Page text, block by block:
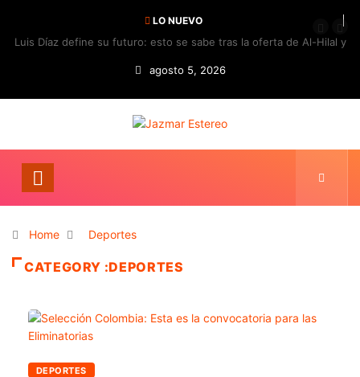
LO NUEVO
Luis Díaz define su futuro: esto se sabe tras la oferta de Al-Hilal y
la respuesta del Bayern
agosto 5, 2026
Home Deportes
CATEGORY :DEPORTES
DEPORTES